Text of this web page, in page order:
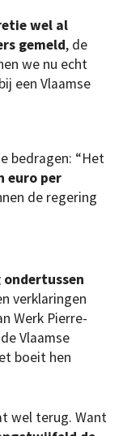
wel al
gemeld, de
we nu echt
een Vlaamse
bedragen: “Het
euro per
de regering
verklaringen
Werk Pierre-
Vlaamse
boeit hen
wel terug. Want